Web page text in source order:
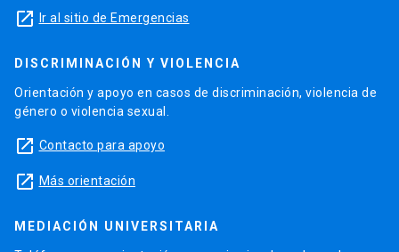
launch Ir al sitio de Emergencias
DISCRIMINACIÓN Y VIOLENCIA
Orientación y apoyo en casos de discriminación, violencia de
género o violencia sexual.
launch Contacto para apoyo
launch Más orientación
MEDIACIÓN UNIVERSITARIA